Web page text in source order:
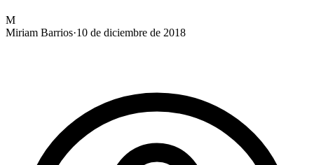
M
Miriam Barrios·10 de diciembre de 2018